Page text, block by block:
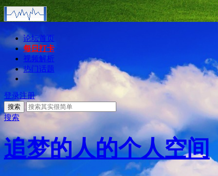
论坛首页
每日打卡
视频解析
热门话题
登录注册
搜索
搜索
追梦的人的个人空间